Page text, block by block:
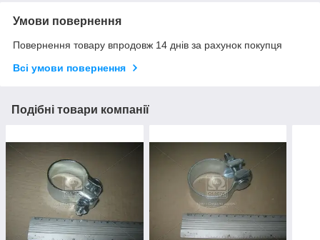
Умови повернення
Повернення товару впродовж 14 днів за рахунок покупця
Всі умови повернення
Подібні товари компанії